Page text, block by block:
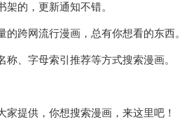
架的，更新通知不错。
的跨网流行漫画，总有你想看的东西。
、字母索引推荐等方式搜索漫画。
家提供，你想搜索漫画，来这里吧！